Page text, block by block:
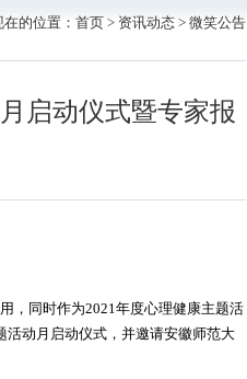
的位置： 首页 > 资讯动态 > 微笑公告
启动仪式暨专家报
，同时作为2021年度心理健康主题活
动月启动仪式，并邀请安徽师范大